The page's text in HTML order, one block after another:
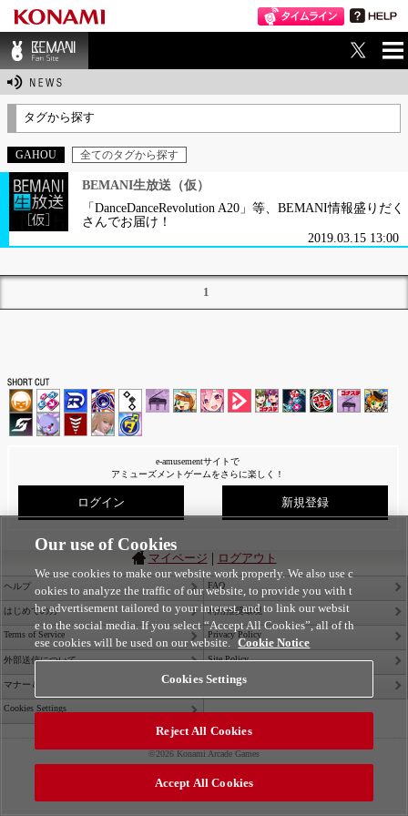
BEMANI Fan Sit
タグから探す
GAHOU 全てのタグから探す
BEMANI生放送（仮）
「DanceDanceRevolution A20」等、BEMANI情報盛りだく
さんでお届け！
2019.03.15 13:00
1
e-amusementサイトで
アミューズメントゲームをさらに楽しく！
ログイン 新規登録
マイページ | ログアウト
ヘルプ FAQ
はじめての方 利用推奨環境
Terms of Service Privacy Policy
外部送信について Site Policy
マナー＆ルール Contact Us
Cookies Settings
©2026 Konami Arcade Games
Our use of Cookies
We use cookies to make our website work properly. We also use c
ookies to analyze the traffic of our website, to provide you with t
he advertisement tailored to your interest, and to link our websit
e to the social media. If you select “Accept All Cookies”, all of th
ese cookies will be used on our website. Cookie Notice
Cookies Settings
Reject All Cookies
Accept All Cookies